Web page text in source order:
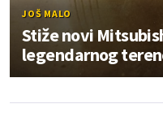
JOŠ MALO
Stiže novi
legendarnog